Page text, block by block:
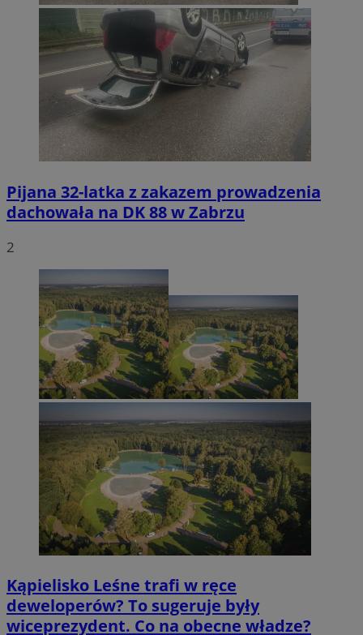
Pijana 32-latka z zakazem prowadzenia
dachowała na DK 88 w Zabrzu
2
Kąpielisko Leśne trafi w ręce
deweloperów? To sugeruje były
wiceprezydent. Co na obecne władze?